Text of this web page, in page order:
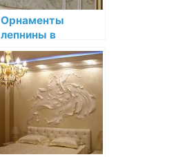
Орнаменты
лепнины в
интерьере: от
истории до
современности